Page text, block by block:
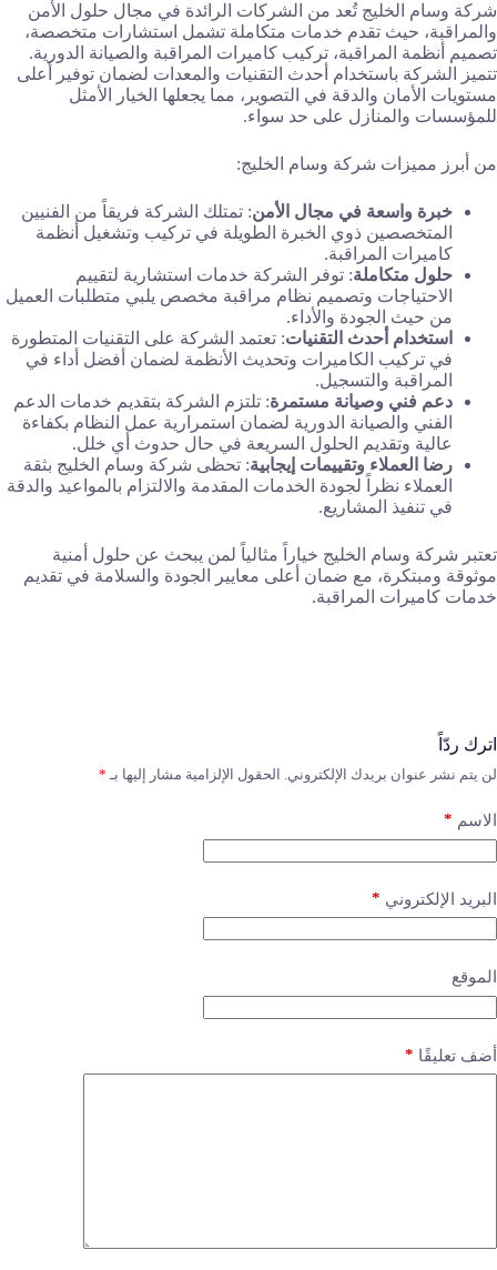
شركة وسام الخليج تُعد من الشركات الرائدة في مجال حلول الأمن
والمراقبة، حيث تقدم خدمات متكاملة تشمل استشارات متخصصة،
تصميم أنظمة المراقبة، تركيب كاميرات المراقبة والصيانة الدورية.
تتميز الشركة باستخدام أحدث التقنيات والمعدات لضمان توفير أعلى
مستويات الأمان والدقة في التصوير، مما يجعلها الخيار الأمثل
للمؤسسات والمنازل على حد سواء.
من أبرز مميزات شركة وسام الخليج:
خبرة واسعة في مجال الأمن: تمتلك الشركة فريقاً من الفنيين
المتخصصين ذوي الخبرة الطويلة في تركيب وتشغيل أنظمة
كاميرات المراقبة.
حلول متكاملة: توفر الشركة خدمات استشارية لتقييم
الاحتياجات وتصميم نظام مراقبة مخصص يلبي متطلبات العميل
من حيث الجودة والأداء.
استخدام أحدث التقنيات: تعتمد الشركة على التقنيات المتطورة
في تركيب الكاميرات وتحديث الأنظمة لضمان أفضل أداء في
المراقبة والتسجيل.
دعم فني وصيانة مستمرة: تلتزم الشركة بتقديم خدمات الدعم
الفني والصيانة الدورية لضمان استمرارية عمل النظام بكفاءة
عالية وتقديم الحلول السريعة في حال حدوث أي خلل.
رضا العملاء وتقييمات إيجابية: تحظى شركة وسام الخليج بثقة
العملاء نظراً لجودة الخدمات المقدمة والالتزام بالمواعيد والدقة
في تنفيذ المشاريع.
تعتبر شركة وسام الخليج خياراً مثالياً لمن يبحث عن حلول أمنية
موثوقة ومبتكرة، مع ضمان أعلى معايير الجودة والسلامة في تقديم
خدمات كاميرات المراقبة.
اترك ردّاً
لن يتم نشر عنوان بريدك الإلكتروني. الحقول الإلزامية مشار إليها بـ *
الاسم *
البريد الإلكتروني *
الموقع
أضف تعليقًا *